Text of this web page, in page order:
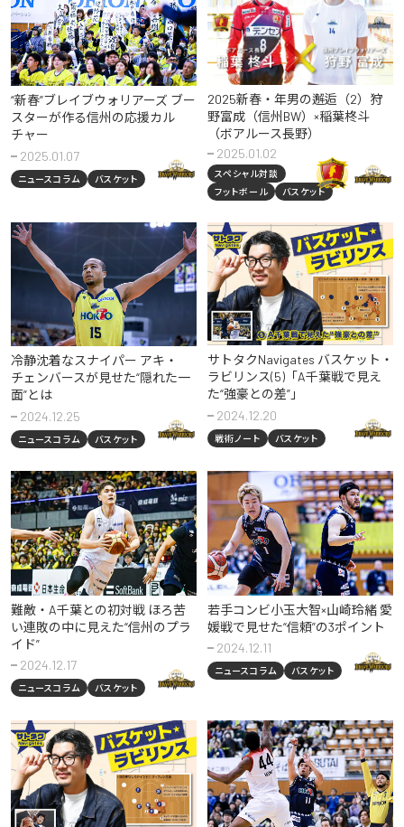
“新春”ブレイブウォリアーズ ブー
スターが作る信州の応援カル
チャー
2025.01.07
ニュースコラム バスケット
2025新春・年男の邂逅（2）狩
野富成（信州BW）×稲葉柊斗
（ボアルース長野）
2025.01.02
スペシャル対談
フットボール
バスケット
冷静沈着なスナイパー アキ・
チェンバースが見せた“隠れた一
面”とは
2024.12.25
ニュースコラム バスケット
サトタクNavigates バスケット・
ラビリンス(5)「A千葉戦で見え
た“強豪との差”」
2024.12.20
戦術ノート バスケット
難敵・A千葉との初対戦 ほろ苦
い連敗の中に見えた“信州のプラ
イド”
2024.12.17
ニュースコラム バスケット
若手コンビ小玉大智×山崎玲緒 愛
媛戦で見せた“信頼”の3ポイント
2024.12.11
ニュースコラム バスケット